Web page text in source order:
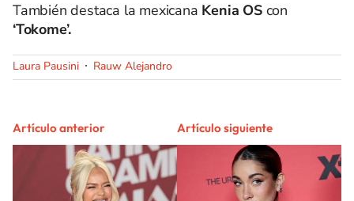
También destaca la mexicana Kenia OScon
‘Tokome’.
Laura Pausini Rauw Alejandro
Artículo anterior Artículo siguiente